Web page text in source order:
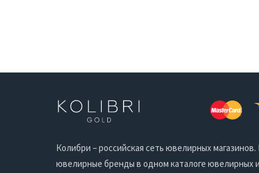
Колибри – российская сеть ювелирных
ювелирные бренды в одном каталоге ювелирных